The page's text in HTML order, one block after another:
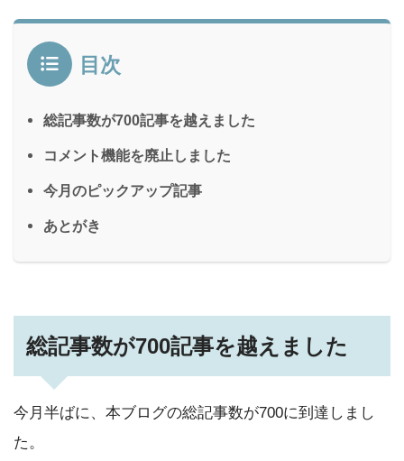
目次
総記事数が700記事を越えました
コメント機能を廃止しました
今月のピックアップ記事
あとがき
総記事数が700記事を越えました
今月半ばに、本ブログの総記事数が700に到達しまし
た。